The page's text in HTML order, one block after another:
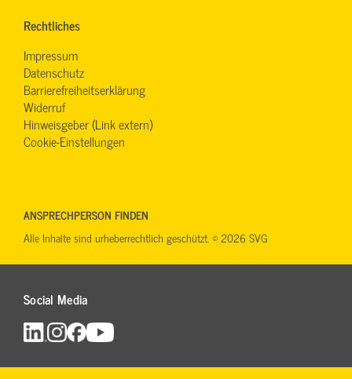
Rechtliches
Impressum
Datenschutz
Barrierefreiheitserklärung
Widerruf
Hinweisgeber (Link extern)
Cookie-Einstellungen
Social Media
ANSPRECHPERSON FINDEN
Alle Inhalte sind urheberrechtlich geschützt. © 2026 SVG